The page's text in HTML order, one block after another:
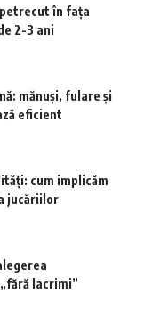
în fața
2-3 ani
mănuși, fulare și
eficient
cum implicăm
jucăriilor
lacrimi”